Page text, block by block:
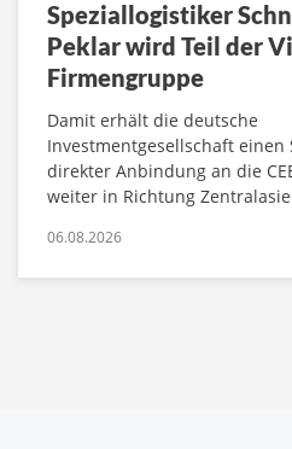
Speziallogistiker
Peklar wird Teil der
Firmengruppe
Damit erhält die deutsche
Investmentgesellschaft einen
direkter Anbindung an die
weiter in Richtung
06.08.2026